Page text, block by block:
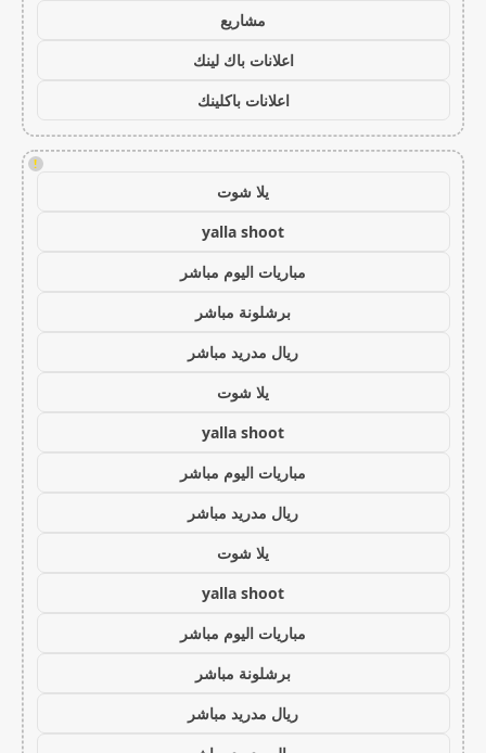
مشاريع
اعلانات باك لينك
اعلانات باكلينك
!
يلا شوت
yalla shoot
مباريات اليوم مباشر
برشلونة مباشر
ريال مدريد مباشر
يلا شوت
yalla shoot
مباريات اليوم مباشر
ريال مدريد مباشر
يلا شوت
yalla shoot
مباريات اليوم مباشر
برشلونة مباشر
ريال مدريد مباشر